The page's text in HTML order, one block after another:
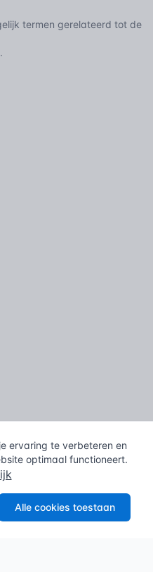
termen gerelateerd tot de
. Alle rechten
ervaring te verbeteren en
optimaal functioneert.
Alle cookies toestaan